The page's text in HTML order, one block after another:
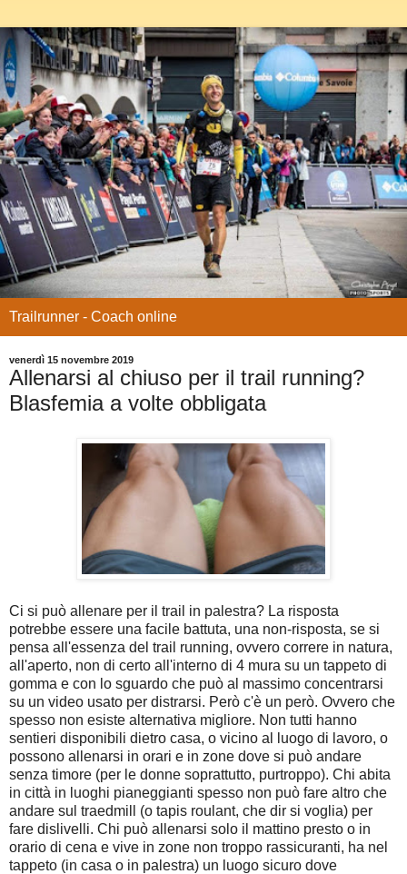
Trailrunner - Coach online
venerdì 15 novembre 2019
Allenarsi al chiuso per il trail running?
Blasfemia a volte obbligata
Ci si può allenare per il trail in palestra? La risposta
potrebbe essere una facile battuta, una non-risposta, se si
pensa all'essenza del trail running, ovvero correre in natura,
all'aperto, non di certo all'interno di 4 mura su un tappeto di
gomma e con lo sguardo che può al massimo concentrarsi
su un video usato per distrarsi. Però c'è un però. Ovvero che
spesso non esiste alternativa migliore. Non tutti hanno
sentieri disponibili dietro casa, o vicino al luogo di lavoro, o
possono allenarsi in orari e in zone dove si può andare
senza timore (per le donne soprattutto, purtroppo). Chi abita
in città in luoghi pianeggianti spesso non può fare altro che
andare sul traedmill (o tapis roulant, che dir si voglia) per
fare dislivelli. Chi può allenarsi solo il mattino presto o in
orario di cena e vive in zone non troppo rassicuranti, ha nel
tappeto (in casa o in palestra) un luogo sicuro dove